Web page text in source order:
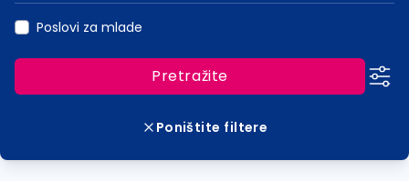
Poslovi za mlade
Pretražite
Poništite filtere